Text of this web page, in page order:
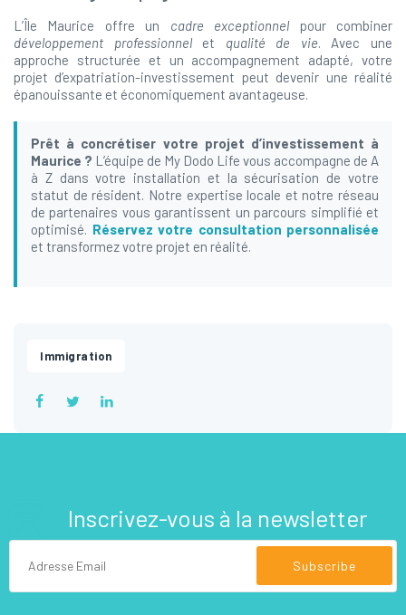
L’Île Maurice offre un cadre exceptionnel pour combiner
développement professionnelet qualité de vie. Avec une
approche structurée et un accompagnement adapté, votre
projet d’expatriation-investissement peut devenir une réalité
épanouissante et économiquement avantageuse.
Prêt à concrétiser votre projet d’investissement à
Maurice ? L’équipe de My Dodo Life vous accompagne de A
à Z dans votre installation et la sécurisation de votre
statut de résident. Notre expertise locale et notre réseau
de partenaires vous garantissent un parcours simplifié et
optimisé. Réservez votre consultation personnalisée
et transformez votre projet en réalité.
Immigration
Inscrivez-vous à la newsletter